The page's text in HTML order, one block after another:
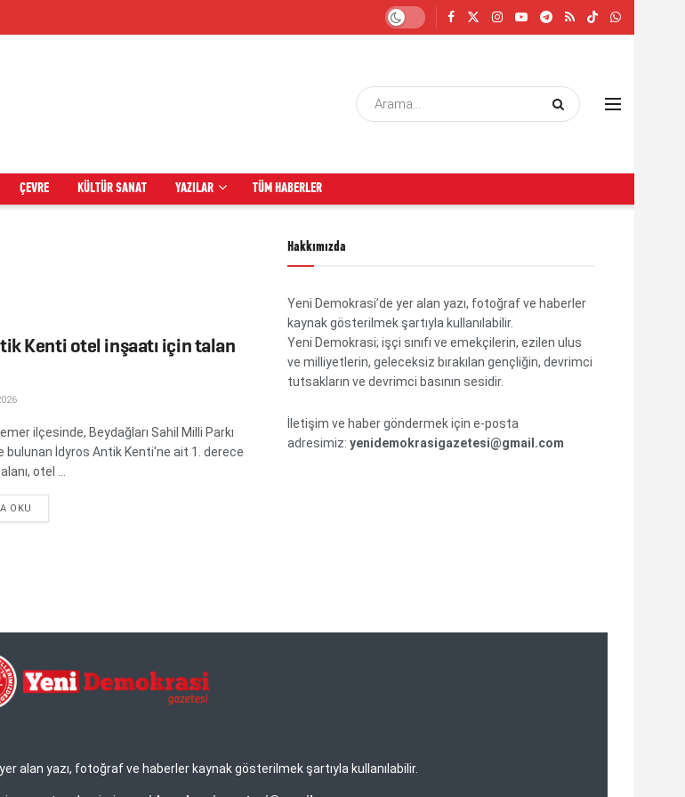
ÇEVRE KÜLTÜR SANAT YAZILAR TÜM HABERLER
Kenti otel inşaatı için talan
ilçesinde, Beydağları Sahil Milli Parkı
bulunan İdyros Antik Kenti'ne ait 1. derece
otel ...
OKU
Hakkımızda
Yeni Demokrasi’de yer alan yazı, fotoğraf ve haberler
kaynak gösterilmek şartıyla kullanılabilir.
Yeni Demokrasi; işçi sınıfı ve emekçilerin, ezilen ulus
ve milliyetlerin, geleceksiz bırakılan gençliğin, devrimci
tutsakların ve devrimci basının sesidir.
İletişim ve haber göndermek için e-posta
adresimiz: yenidemokrasigazetesi@gmail.com
alan yazı, fotoğraf ve haberler kaynak gösterilmek şartıyla kullanılabilir.